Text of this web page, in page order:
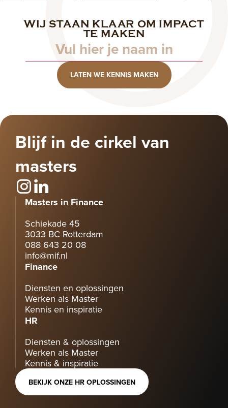
WIJ STAAN KLAAR OM IMPACT
TE MAKEN
Naam
LATEN WE KENNIS MAKEN
Blijf in de cirkel van
masters
Masters in Finance
Schiekade 45
3033 BC Rotterdam
088 643 20 08
info@mif.nl
Finance
Diensten en oplossingen
Werken als Master
Kennis en inspiratie
HR
Diensten & oplossingen
Werken als Master
Kennis & inspiratie
BEKIJK ONZE HR OPLOSSINGEN